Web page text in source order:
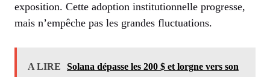
exposition. Cette adoption institutionnelle progresse,
mais n’empêche pas les grandes fluctuations.
A LIRE
Solana dépasse les 200 $ et lorgne vers son